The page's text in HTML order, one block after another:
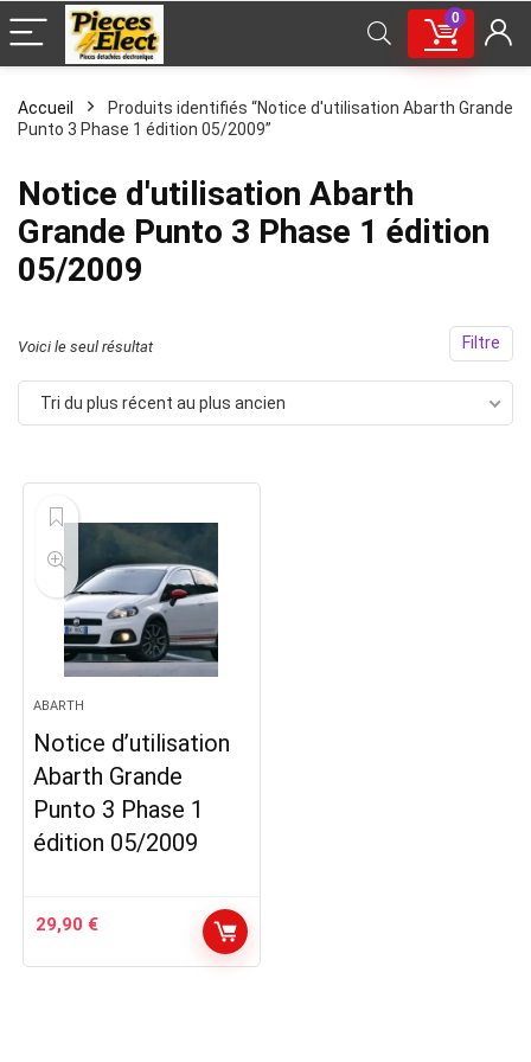
0
Accueil
Produits identifiés “Notice d'utilisation Abarth Grande
Punto 3 Phase 1 édition 05/2009”
Notice d'utilisation Abarth
Grande Punto 3 Phase 1 édition
05/2009
Filtre
Voici le seul résultat
Tri du plus récent au plus ancien
ABARTH
Notice d’utilisation
Abarth Grande
Punto 3 Phase 1
édition 05/2009
29,90 €